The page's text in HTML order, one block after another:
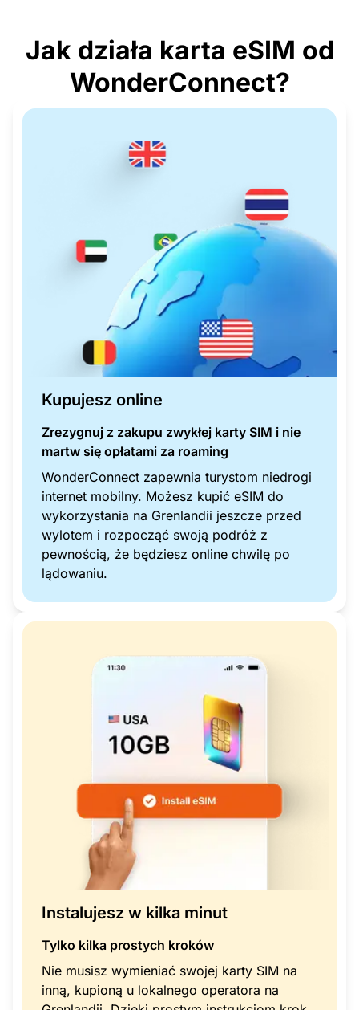
Jak działa karta eSIM od
WonderConnect?
Kupujesz online
Zrezygnuj z zakupu zwykłej karty SIM i nie
martw się opłatami za roaming
WonderConnect zapewnia turystom niedrogi
internet mobilny. Możesz kupić eSIM do
wykorzystania na Grenlandii jeszcze przed
wylotem i rozpocząć swoją podróż z
pewnością, że będziesz online chwilę po
lądowaniu.
Instalujesz w kilka minut
Tylko kilka prostych kroków
Nie musisz wymieniać swojej karty SIM na
inną, kupioną u lokalnego operatora na